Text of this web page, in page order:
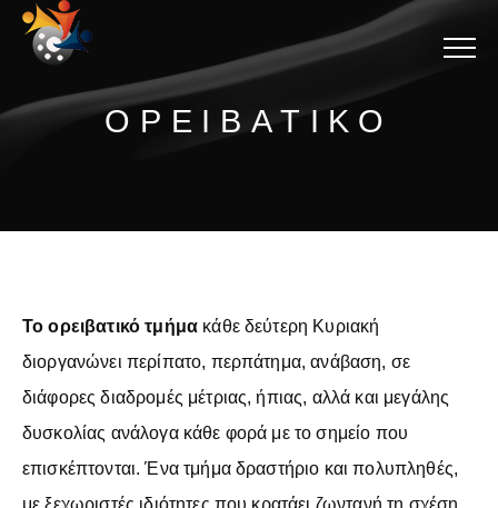
ΟΡΕΙΒΑΤΙΚΟ
Το ορειβατικό τμήμα κάθε δεύτερη Κυριακή
διοργανώνει περίπατο, περπάτημα, ανάβαση, σε
διάφορες διαδρομές μέτριας, ήπιας, αλλά και μεγάλης
δυσκολίας ανάλογα κάθε φορά με το σημείο που
επισκέπτονται. Ένα τμήμα δραστήριο και πολυπληθές,
με ξεχωριστές ιδιότητες που κρατάει ζωντανή τη σχέση